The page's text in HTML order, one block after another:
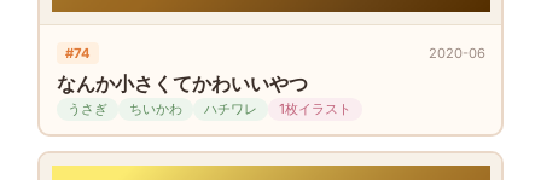
#74 2020-06
なんか小さくてかわいいやつ
うさぎ ちいかわ ハチワレ 1枚イラスト